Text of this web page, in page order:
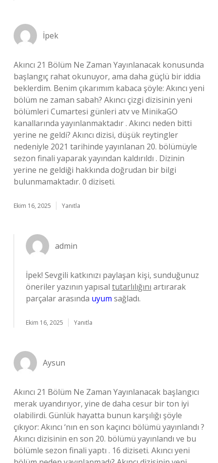
İpek
Akıncı 21 Bölüm Ne Zaman Yayınlanacak konusunda
başlangıç rahat okunuyor, ama daha güçlü bir iddia
beklerdim. Benim çıkarımım kabaca şöyle: Akıncı yeni
bölüm ne zaman sabah? Akıncı çizgi dizisinin yeni
bölümleri Cumartesi günleri atv ve MinikaGO
kanallarında yayınlanmaktadır . Akıncı neden bitti
yerine ne geldi? Akıncı dizisi, düşük reytingler
nedeniyle 2021 tarihinde yayınlanan 20. bölümüyle
sezon finali yaparak yayından kaldırıldı . Dizinin
yerine ne geldiği hakkında doğrudan bir bilgi
bulunmamaktadır. 0 diziseti.
Ekim 16, 2025 Yanıtla
admin
İpek! Sevgili katkınızı paylaşan kişi, sunduğunuz
öneriler yazının yapısal tutarlılığını artırarak
parçalar arasında uyum sağladı.
Ekim 16, 2025 Yanıtla
Aysun
Akıncı 21 Bölüm Ne Zaman Yayınlanacak başlangıcı
merak uyandırıyor, yine de daha cesur bir ton iyi
olabilirdi. Günlük hayatta bunun karşılığı şöyle
çıkıyor: Akıncı ‘nın en son kaçıncı bölümü yayınlandı ?
Akıncı dizisinin en son 20. bölümü yayınlandı ve bu
bölümle sezon finali yaptı . 16 diziseti. Akıncı yeni